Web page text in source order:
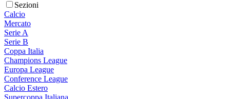
Sezioni
Calcio
Mercato
Serie A
Serie B
Coppa Italia
Champions League
Europa League
Conference League
Calcio Estero